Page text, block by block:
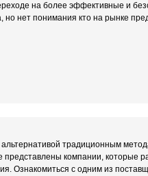
на более эффективные и
но нет понимания кто на рынке
традиционным
представлены компании, которые
Ознакомиться с одним из